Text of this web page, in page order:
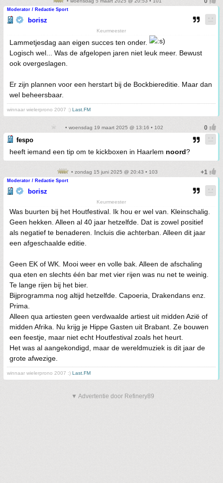
Moderator / Redactie Sport
borisz
Keurmeester
Lammetjesdag aan eigen succes ten onder.
Logisch wel... Was de afgelopen jaren niet leuk meer. Bewust
ook overgeslagen.
Er zijn plannen voor een herstart bij de Bockbiereditie. Maar dan
wel beheersbaar.
winnaar wielerprono 2007 :) Last.FM
• woensdag 19 maart 2025 @ 13:16 • 102
fespo
heeft iemand een tip om te kickboxen in Haarlem noord?
• zondag 15 juni 2025 @ 20:43 • 103
Moderator / Redactie Sport
borisz
Keurmeester
Was buurten bij het Houtfestival. Ik hou er wel van. Kleinschalig.
Geen hekken. Alleen al 40 jaar hetzelfde. Dat is zowel positief
als negatief te benaderen. Incluis die achterban. Alleen dit jaar
een afgeschaalde editie.
Geen EK of WK. Mooi weer en volle bak. Alleen de afschaling
qua eten en slechts één bar met vier rijen was nu net te weinig.
Te lange rijen bij het bier.
Bijprogramma nog altijd hetzelfde. Capoeria, Drakendans enz.
Prima.
Alleen qua artiesten geen verdwaalde artiest uit midden Azië of
midden Afrika. Nu krijg je Hippe Gasten uit Brabant. Ze bouwen
een feestje, maar niet echt Houtfestival zoals het heurt.
Het was al aangekondigd, maar de wereldmuziek is dit jaar de
grote afwezige.
winnaar wielerprono 2007 :) Last.FM
▼ Advertentie door Refinery89